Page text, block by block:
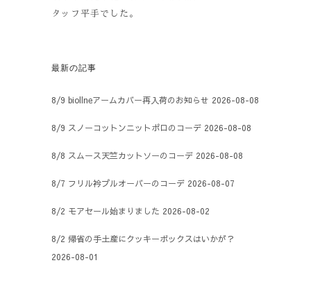
タッフ平手でした。
最新の記事
8/9 biollneアームカバー再入荷のお知らせ 2026-08-08
8/9 スノーコットンニットポロのコーデ 2026-08-08
8/8 スムース天竺カットソーのコーデ 2026-08-08
8/7 フリル衿プルオーバーのコーデ 2026-08-07
8/2 モアセール始まりました 2026-08-02
8/2 帰省の手土産にクッキーボックスはいかが？
2026-08-01